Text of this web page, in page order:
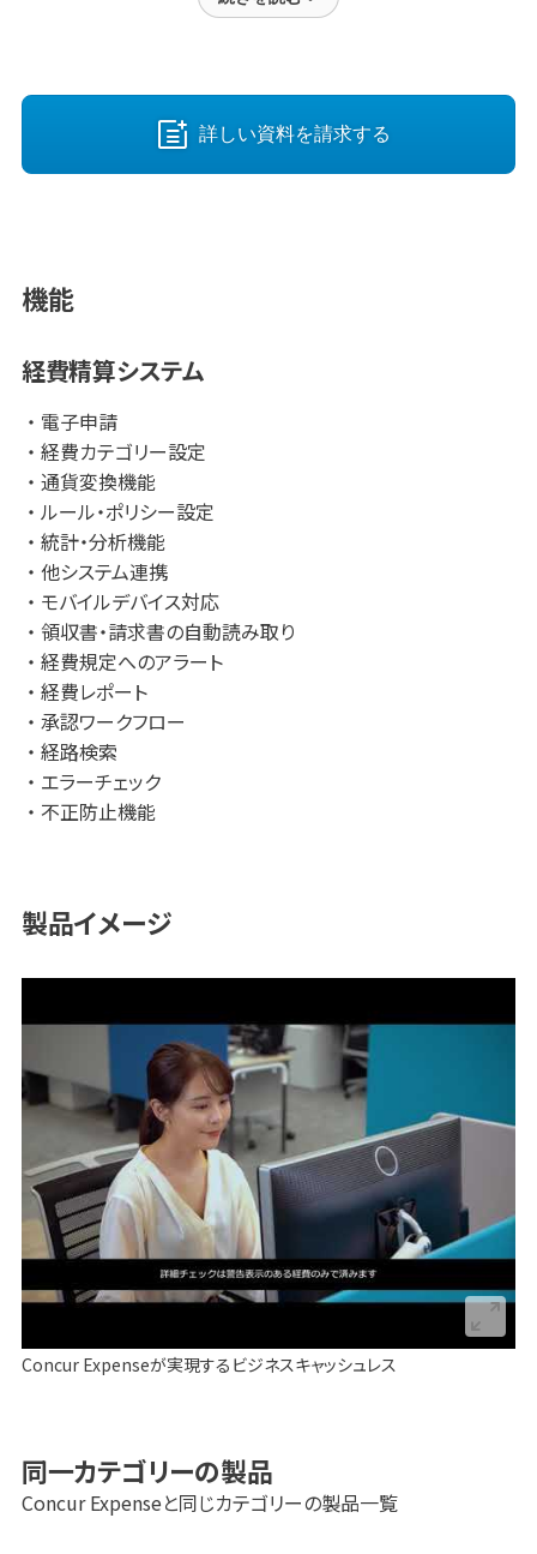
カスタマーサクセスやサポート担当者からの使いこなすため
のサポートを受けることができます。
便利な使い方マニュアルや動画などをまとめたユーザー企
業向け情報サイト、ユーザー企業限定の特別イベントなどが
実際、導入により従業員皆さんの経費精算作業の工数は
80％以上削減されています。
「Standard」版なら、初期費用０円、月額3万円台からと、業界
最安水準でご利用いただけます！
※1：ITR「ITR Market View：予算・経費・サブスクリプション
管理市場2023」
※2：ITreviewカテゴリーレポート「経費精算部門」（2023
Spring）
詳しい資料を請求する
機能
経費精算システム
電子申請
経費カテゴリー設定
通貨変換機能
ルール・ポリシー設定
統計・分析機能
他システム連携
モバイルデバイス対応
領収書・請求書の自動読み取り
経費規定へのアラート
経費レポート
承認ワークフロー
経路検索
エラーチェック
不正防止機能
製品イメージ
Concur Expenseが実現するビジネスキャッシュレス
同一カテゴリーの製品
Concur Expenseと同じカテゴリーの製品一覧